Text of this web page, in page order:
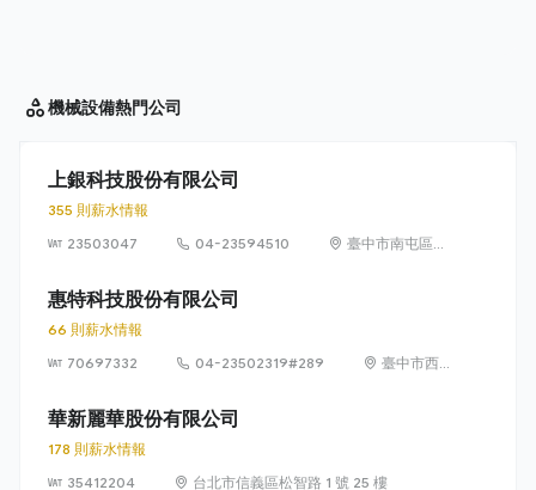
機械設備熱門公司
上銀科技股份有限公司
355 則薪水情報
23503047
04-23594510
臺中市南屯區文
惠特科技股份有限公司
66 則薪水情報
70697332
04-23502319#289
臺中市西
華新麗華股份有限公司
178 則薪水情報
35412204
台北市信義區松智路 1 號 25 樓